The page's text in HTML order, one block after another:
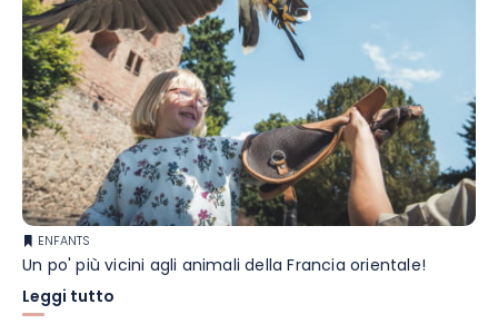
ENFANTS
Un po' più vicini agli animali della Francia orientale!
Leggi tutto